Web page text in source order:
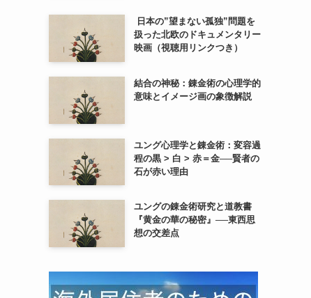
日本の”望まない孤独”問題を
扱った北欧のドキュメンタリー
映画（視聴用リンクつき）
結合の神秘：錬金術の心理学的
意味とイメージ画の象徴解説
ユング心理学と錬金術：変容過
程の黒 > 白 > 赤＝金──賢者の
石が赤い理由
ユングの錬金術研究と道教書
『黄金の華の秘密』──東西思
想の交差点